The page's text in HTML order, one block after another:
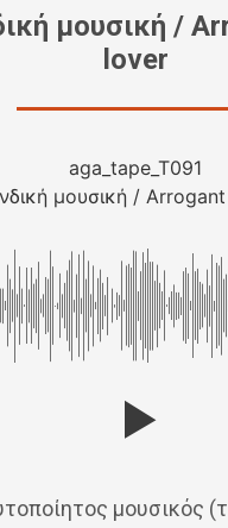
μουσική /
lover
aga_tape_T091
μουσική /
μουσικός